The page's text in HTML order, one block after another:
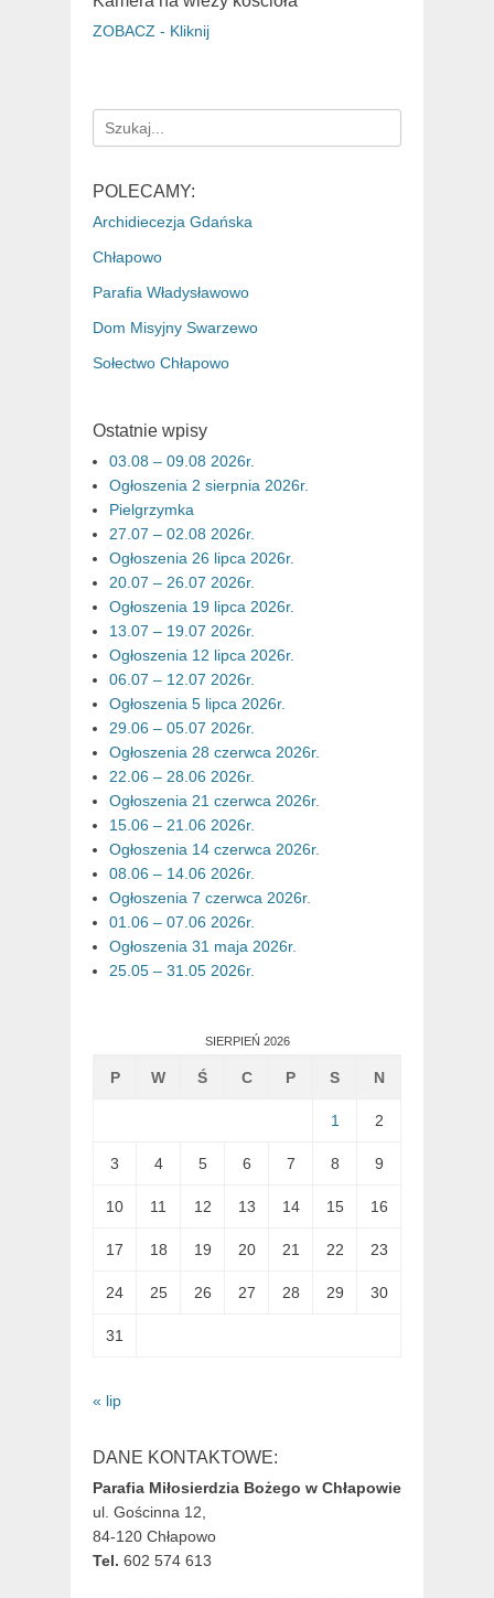
ZOBACZ - Kliknij
Search
for:
POLECAMY:
Archidiecezja Gdańska
Chłapowo
Parafia Władysławowo
Dom Misyjny Swarzewo
Sołectwo Chłapowo
Ostatnie wpisy
03.08 – 09.08 2026r.
Ogłoszenia 2 sierpnia 2026r.
Pielgrzymka
27.07 – 02.08 2026r.
Ogłoszenia 26 lipca 2026r.
20.07 – 26.07 2026r.
Ogłoszenia 19 lipca 2026r.
13.07 – 19.07 2026r.
Ogłoszenia 12 lipca 2026r.
06.07 – 12.07 2026r.
Ogłoszenia 5 lipca 2026r.
29.06 – 05.07 2026r.
Ogłoszenia 28 czerwca 2026r.
22.06 – 28.06 2026r.
Ogłoszenia 21 czerwca 2026r.
15.06 – 21.06 2026r.
Ogłoszenia 14 czerwca 2026r.
08.06 – 14.06 2026r.
Ogłoszenia 7 czerwca 2026r.
01.06 – 07.06 2026r.
Ogłoszenia 31 maja 2026r.
25.05 – 31.05 2026r.
SIERPIEŃ 2026
P W Ś C P S N
1 2
3 4 5 6 7 8 9
10 11 12 13 14 15 16
17 18 19 20 21 22 23
24 25 26 27 28 29 30
31
« lip
DANE KONTAKTOWE:
Parafia Miłosierdzia Bożego w Chłapowie
ul. Gościnna 12,
84-120 Chłapowo
Tel. 602 574 613